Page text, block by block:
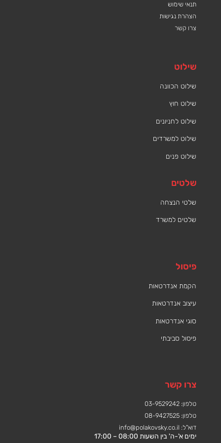
תנאי שימוש
הצהרת נגישות
צרו קשר
שילוט
שילוט הכוונה
שילוט חוץ
שילוט לחניונים
שילוט למשרדים
שילוט פנים
שלטים
שלטי הנצחה
שלטים למשרד
פיסול
הקמת אנדרטאות
עיצוב אנדרטאות
סוגי אנדרטאות
פיסול סביבתי
צרו קשר
טלפון: 03-9529242
טלפון: 08-9427525
דוא"ל: info@polakovsky.co.il
ימים א'-ה' בין השעות 08:00 – 17:00